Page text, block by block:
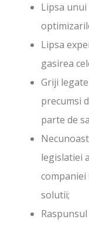
Lipsa
Lipsa
gasirea
Griji
precumsi
parte de
legislatiei
solutii;
Raspunsul